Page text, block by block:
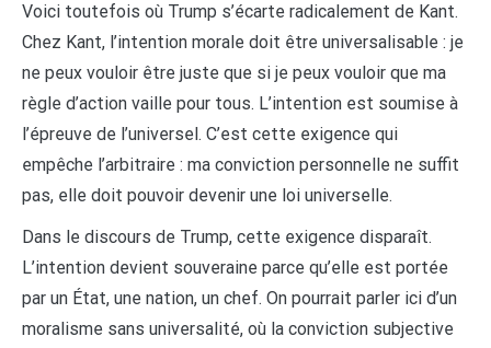
Voici toutefois où Trump s’écarte radicalement de Kant.
Chez Kant, l’intention morale doit être universalisable : je
ne peux vouloir être juste que si je peux vouloir que ma
règle d’action vaille pour tous. L’intention est soumise à
l’épreuve de l’universel. C’est cette exigence qui
empêche l’arbitraire : ma conviction personnelle ne suffit
pas, elle doit pouvoir devenir une loi universelle.
Dans le discours de Trump, cette exigence disparaît.
L’intention devient souveraine parce qu’elle est portée
par un État, une nation, un chef. On pourrait parler ici d’un
moralisme sans universalité, où la conviction subjective